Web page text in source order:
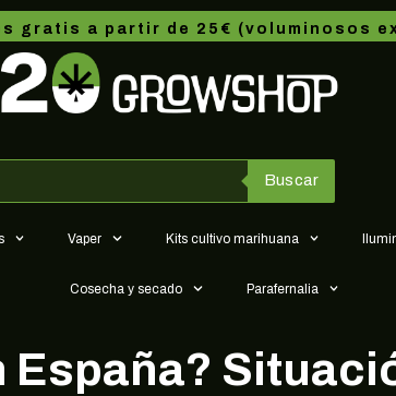
gratis a partir de 25€ (voluminosos
Buscar
Vaper Kits cultivo marihuana
Cosecha y secado Parafernalia
España?